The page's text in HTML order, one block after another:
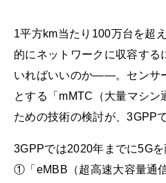
1平方km当たり100万台を超
的にネットワークに収容する
いればいいのか――。センサ
とする「mMTC（大量マシン
ための技術の検討が、3GPP
3GPPでは2020年までに5Gを
①「eMBB（超高速大容量通